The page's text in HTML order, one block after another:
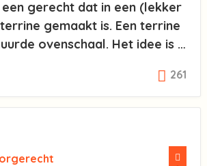
een gerecht dat in een (lekker
gemaakt is. Een terrine
ovenschaal. Het idee is …
261